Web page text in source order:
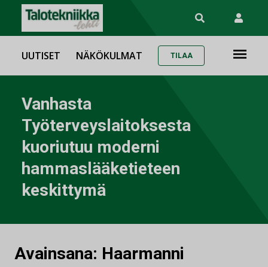
UUTISET NÄKÖKULMAT TILAA
Vanhasta
Työterveyslaitoksesta
kuoriutuu moderni
hammaslääketieteen
keskittymä
Avainsana: Haarmanni